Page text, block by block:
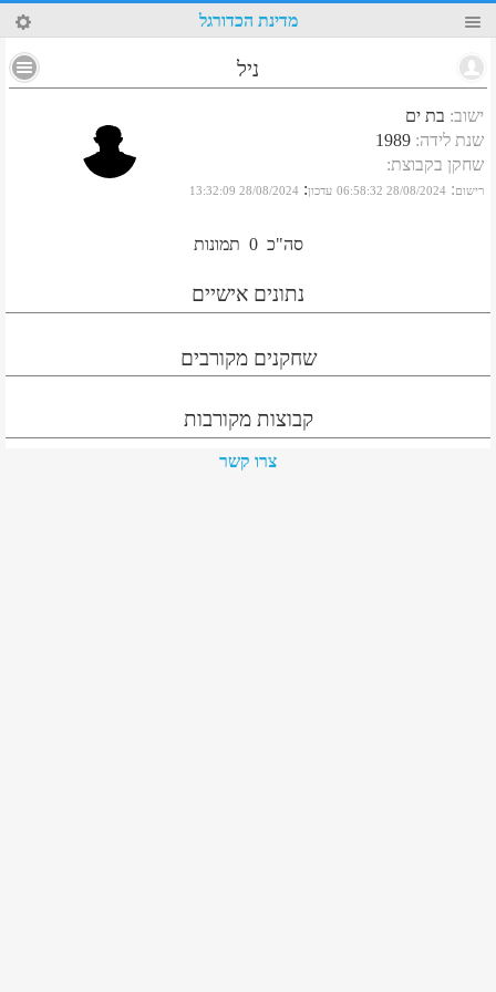
55 מדינת הכדורגל
ניל
ישוב: בת ים
שנת לידה:
1989
שחקן בקבוצת:
רישום:
28/08/2024 06:58:32 עדכון:
28/08/2024 13:32:09
סה"כ 0 תמונות
נתונים אישיים
שחקנים מקורבים
קבוצות מקורבות
צרו קשר